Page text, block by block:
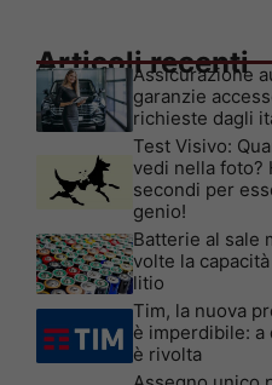
Articoli recenti
Assicurazione
garanzie
richieste dagli
Test Visivo:
vedi nella foto?
secondi per
genio!
Batterie al sale
volte la
litio
Tim, la nuova
è imperdibile: a
è rivolta